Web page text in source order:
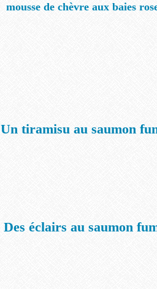
mousse de chèvre aux baies
Un tiramisu au saumon
Des éclairs au saumon